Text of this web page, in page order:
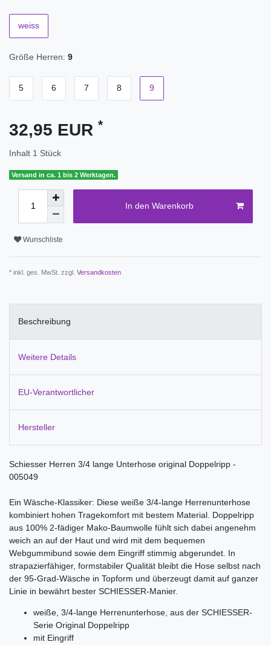
weiss
Größe Herren: 9
5 6 7 8 9
32,95 EUR *
Inhalt 1 Stück
Versand in ca. 1 bis 2 Werktagen.
In den Warenkorb
Wunschliste
* inkl. ges. MwSt. zzgl. Versandkosten
Beschreibung
Weitere Details
EU-Verantwortlicher
Hersteller
Schiesser Herren 3/4 lange Unterhose original Doppelripp -
005049
Ein Wäsche-Klassiker: Diese weiße 3/4-lange Herrenunterhose
kombiniert hohen Tragekomfort mit bestem Material. Doppelripp
aus 100% 2-fädiger Mako-Baumwolle fühlt sich dabei angenehm
weich an auf der Haut und wird mit dem bequemen
Webgummibund sowie dem Eingriff stimmig abgerundet. In
strapazierfähiger, formstabiler Qualität bleibt die Hose selbst nach
der 95-Grad-Wäsche in Topform und überzeugt damit auf ganzer
Linie in bewährt bester SCHIESSER-Manier.
weiße, 3/4-lange Herrenunterhose, aus der SCHIESSER-
Serie Original Doppelripp
mit Eingriff